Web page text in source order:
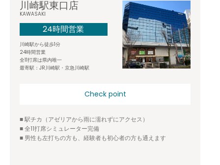
川崎駅東口店
KAWASAKI
24時間営業
川崎駅から徒歩1分
24時間営業
全11打席は県内唯一
最寄駅：JR川崎駅・京急川崎駅
Check point
■ 駅チカ（アゼリアから雨に濡れずにアクセス）
■ 全11打席シミュレーター完備
■ 男性も左打ちの方も、経験者も初心者の方も通えます